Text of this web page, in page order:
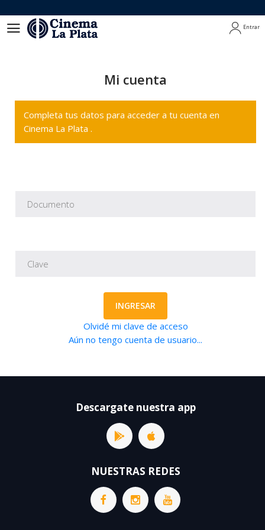
Entrar
Mi cuenta
Completa tus datos para acceder a tu cuenta en
Cinema La Plata .
INGRESAR
Olvidé mi clave de acceso
Aún no tengo cuenta de usuario...
Descargate nuestra app
NUESTRAS REDES